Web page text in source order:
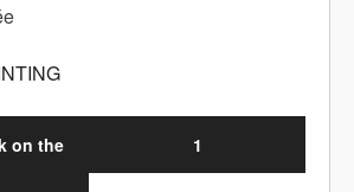
on the
1